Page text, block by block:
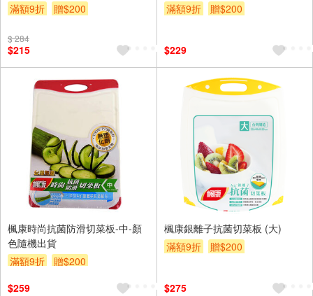
滿額9折
贈$200
$ 284
$215
滿額9折
贈$200
$229
楓康時尚抗菌防滑切菜板-中-顏
色隨機出貨
滿額9折
贈$200
$259
楓康銀離子抗菌切菜板 (大)
滿額9折
贈$200
$275